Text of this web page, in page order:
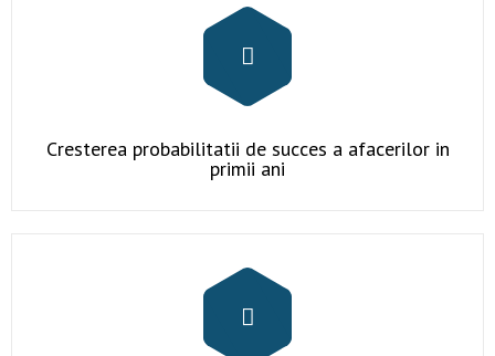
Cresterea probabilitatii de succes a afacerilor in
primii ani